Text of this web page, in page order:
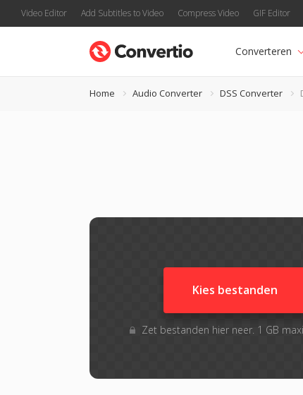
Video Editor Add Subtitles to Video Compress Video GIF Editor
Converteren
Home Audio Converter DSS Converter
Kies bestanden
Zet bestanden hier neer. 1 GB